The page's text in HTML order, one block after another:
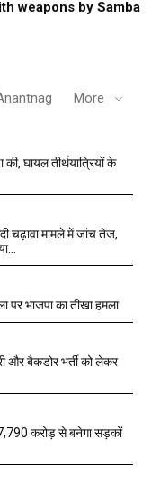
weapons by Samba
More
की, घायल तीर्थयात्रियों के
चढ़ावा मामले में जांच तेज,
पर भाजपा का तीखा हमला
और बैकडोर भर्ती को लेकर
करोड़ से बनेगा सड़कों